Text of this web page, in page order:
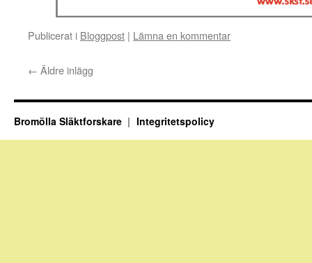
Publicerat i Bloggpost | Lämna en kommentar
← Äldre inlägg
Bromölla Släktforskare Integritetspolicy